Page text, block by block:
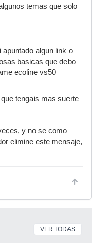
temas que solo
apuntado algun link o
basicas que debo
ecoline vs50
tengais mas suerte
y no se como
elimine este mensaje,
VER TODAS